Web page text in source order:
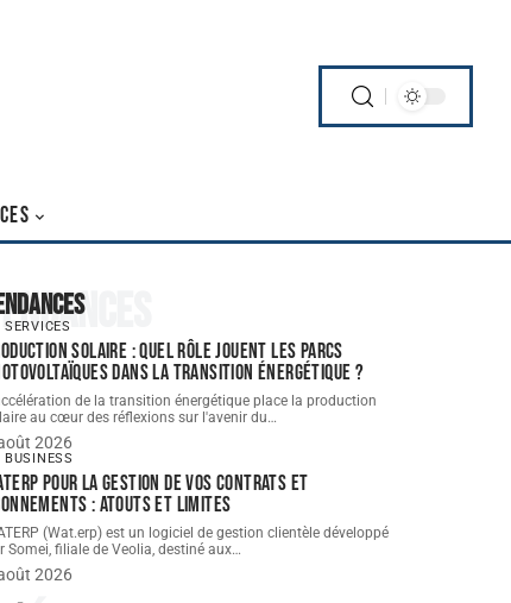
SERVICES
solaire : quel rôle jouent les parcs
dans la transition énergétique ?
de la transition énergétique place la production
au cœur des réflexions sur l'avenir du…
2026
BUSINESS
pour la gestion de vos contrats et
: atouts et limites
(Wat.erp) est un logiciel de gestion clientèle développé
Somei, filiale de Veolia, destiné aux…
2026